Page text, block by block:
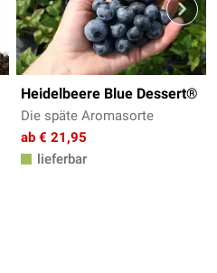
Heidelbeere Blue Dessert®
Die späte Aromasorte
ab € 21,95
lieferbar